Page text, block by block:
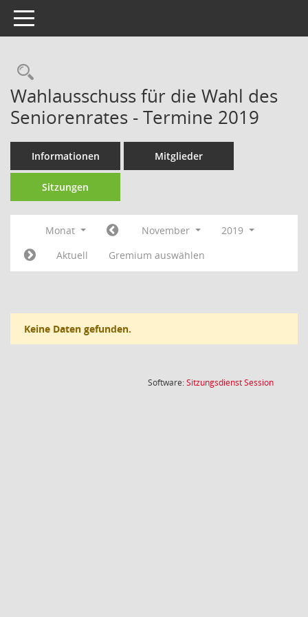
Toggle navigation
Rechercheauswahl
Wahlausschuss für die Wahl des
Seniorenrates - Termine 2019
Informationen Mitglieder
Sitzungen
Monat November
2019
Aktuell
Gremium auswählen
Keine Daten gefunden.
Software:SitzungsdienstSession(Wird in